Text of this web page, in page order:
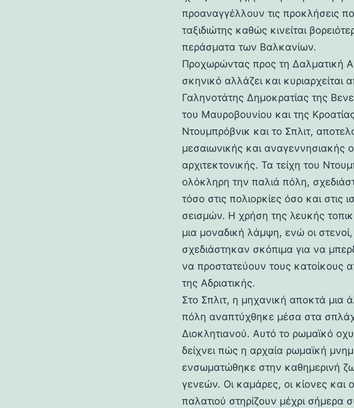
προαναγγέλλουν τις προκλήσεις
ταξιδιώτης καθώς κινείται
περάσματα των Βαλκανίων.
Προχωρώντας προς τη Δαλματική
σκηνικό αλλάζει και
Γαληνοτάτης Δημοκρατίας της
του Μαυροβουνίου και της
Ντουμπρόβνικ και το Σπλιτ,
μεσαιωνικής και αναγεννησιακής
αρχιτεκτονικής. Τα τείχη του
ολόκληρη την παλιά πόλη,
τόσο στις πολιορκίες όσο και στις
σεισμών. Η χρήση της λευκής
μια μοναδική λάμψη, ενώ οι στενοί,
σχεδιάστηκαν σκόπιμα για να
να προστατεύουν τους κατοίκους
της Αδριατικής.
Στο Σπλιτ, η μηχανική αποκτά μια
πόλη αναπτύχθηκε μέσα στα
Διοκλητιανού. Αυτό το ρωμαϊκό
δείχνει πώς η αρχαία ρωμαϊκή
ενσωματώθηκε στην καθημερινή
γενεών. Οι καμάρες, οι κίονες και
παλατιού στηρίζουν μέχρι σήμερα